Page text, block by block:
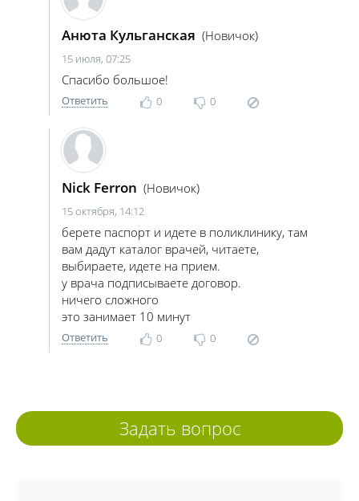
Анюта Кульганская (Новичок)
15 июля, 07:25
Спасибо большое!
Ответить 0 0
Nick Ferron (Новичок)
15 октября, 14:12
берете паспорт и идете в поликлинику, там
вам дадут каталог врачей, читаете,
выбираете, идете на прием.
у врача подписываете договор.
ничего сложного
это занимает 10 минут
Ответить 0 0
Задать вопрос